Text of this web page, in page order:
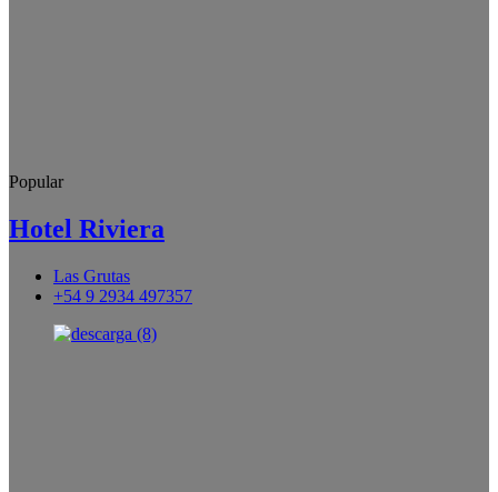
Popular
Hotel Riviera
Las Grutas
+54 9 2934 497357